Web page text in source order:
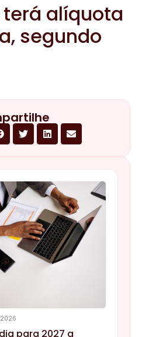
para 2027 a
alíquota
segundo